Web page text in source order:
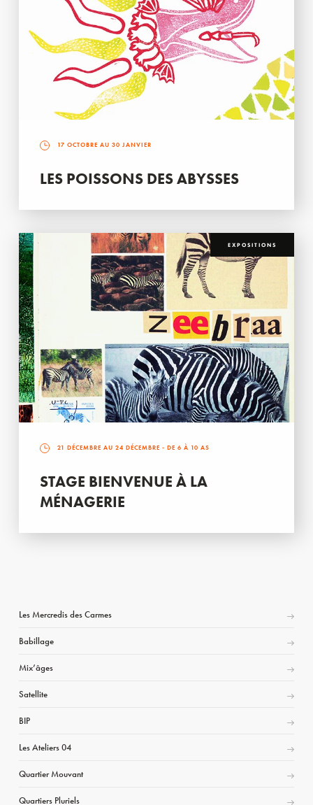
17 OCTOBRE AU 30 JANVIER
LES POISSONS DES ABYSSES
EXPOSITIONS
21 DÉCEMBRE AU 24 DÉCEMBRE - DE 6 À 10 AS
STAGE BIENVENUE À LA
MÉNAGERIE
Les Mercredis des Carmes
Babillage
Mix’âges
Satellite
BIP
Les Ateliers 04
Quartier Mouvant
Quartiers Pluriels